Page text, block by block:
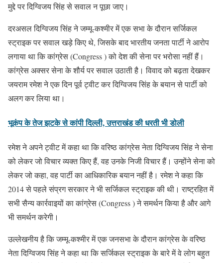
मुद्दे पर दिग्विजय सिंह से सवाल न पूछा जाए।
दरअसल दिग्विजय सिंह ने जम्मू-कश्मीर में एक सभा के दौरान सर्जिकल
स्ट्राइक पर सवाल खड़े किए थे, जिसके बाद भारतीय जनता पार्टी ने आरोप
लगाया था कि कांग्रेस (Congress ) को देश की सेना पर भरोसा नहीं हैं।
कांग्रेस अक्सर सेना के शौर्य पर सवाल उठाती है। विवाद को बढ़ता देखकर
जयराम रमेश ने एक दिन पूर्व ट्वीट कर दिग्विजय सिंह के बयान से पार्टी को
अलग कर लिया था।
भूकंप के तेज झटके से कांपी दिल्ली, उत्तराखंड की धरती भी डोली
रमेश ने अपने ट्वीट में कहा था कि वरिष्ठ कांग्रेस नेता दिग्विजय सिंह ने सेना
को लेकर जो विचार व्यक्त किए हैं, वह उनके निजी विचार हैं। उन्होंने सेना को
लेकर जो कहा, वह पार्टी का आधिकारिक बयान नहीं है। रमेश ने कहा कि
2014 से पहले संप्रग सरकार ने भी सर्जिकल स्ट्राइक की थी। राष्ट्रहित में
सभी सैन्य कार्रवाइयों का कांग्रेस (Congress ) ने समर्थन किया है और आगे
भी समर्थन करेगी।
उल्लेखनीय है कि जम्मू-कश्मीर में एक जनसभा के दौरान कांग्रेस के वरिष्ठ
नेता दिग्विजय सिंह ने कहा था कि सर्जिकल स्ट्राइक के बारे में वे लोग बहुत